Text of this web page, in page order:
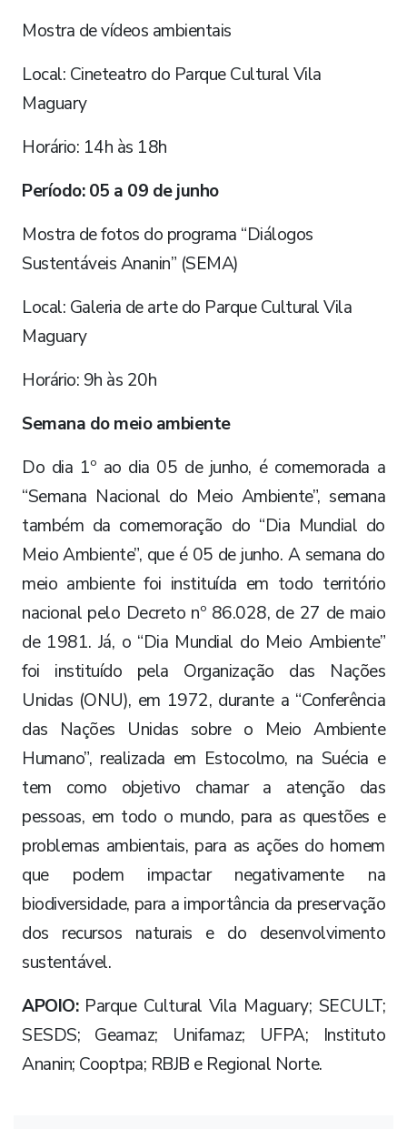
Mostra de vídeos ambientais
Local: Cineteatro do Parque Cultural Vila
Maguary
Horário: 14h às 18h
Período: 05 a 09 de junho
Mostra de fotos do programa “Diálogos
Sustentáveis Ananin” (SEMA)
Local: Galeria de arte do Parque Cultural Vila
Maguary
Horário: 9h às 20h
Semana do meio ambiente
Do dia 1º ao dia 05 de junho, é comemorada a
“Semana Nacional do Meio Ambiente”, semana
também da comemoração do “Dia Mundial do
Meio Ambiente”, que é 05 de junho. A semana do
meio ambiente foi instituída em todo território
nacional pelo Decreto nº 86.028, de 27 de maio
de 1981. Já, o “Dia Mundial do Meio Ambiente”
foi instituído pela Organização das Nações
Unidas (ONU), em 1972, durante a “Conferência
das Nações Unidas sobre o Meio Ambiente
Humano”, realizada em Estocolmo, na Suécia e
tem como objetivo chamar a atenção das
pessoas, em todo o mundo, para as questões e
problemas ambientais, para as ações do homem
que podem impactar negativamente na
biodiversidade, para a importância da preservação
dos recursos naturais e do desenvolvimento
sustentável.
APOIO:Parque Cultural Vila Maguary; SECULT;
SESDS; Geamaz; Unifamaz; UFPA; Instituto
Ananin; Cooptpa; RBJB e Regional Norte.